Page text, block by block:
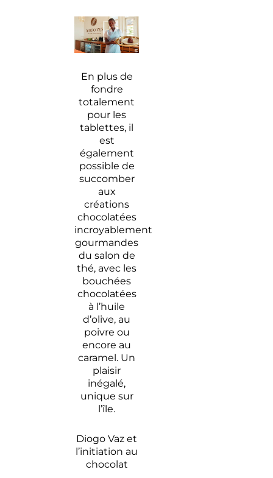
En plus de
fondre
totalement
pour les
tablettes, il
est
également
possible de
succomber
aux
créations
chocolatées
incroyablement
gourmandes
du salon de
thé, avec les
bouchées
chocolatées
à l’huile
d’olive, au
poivre ou
encore au
caramel. Un
plaisir
inégalé,
unique sur
l’île.
Diogo Vaz et
l’initiation au
chocolat